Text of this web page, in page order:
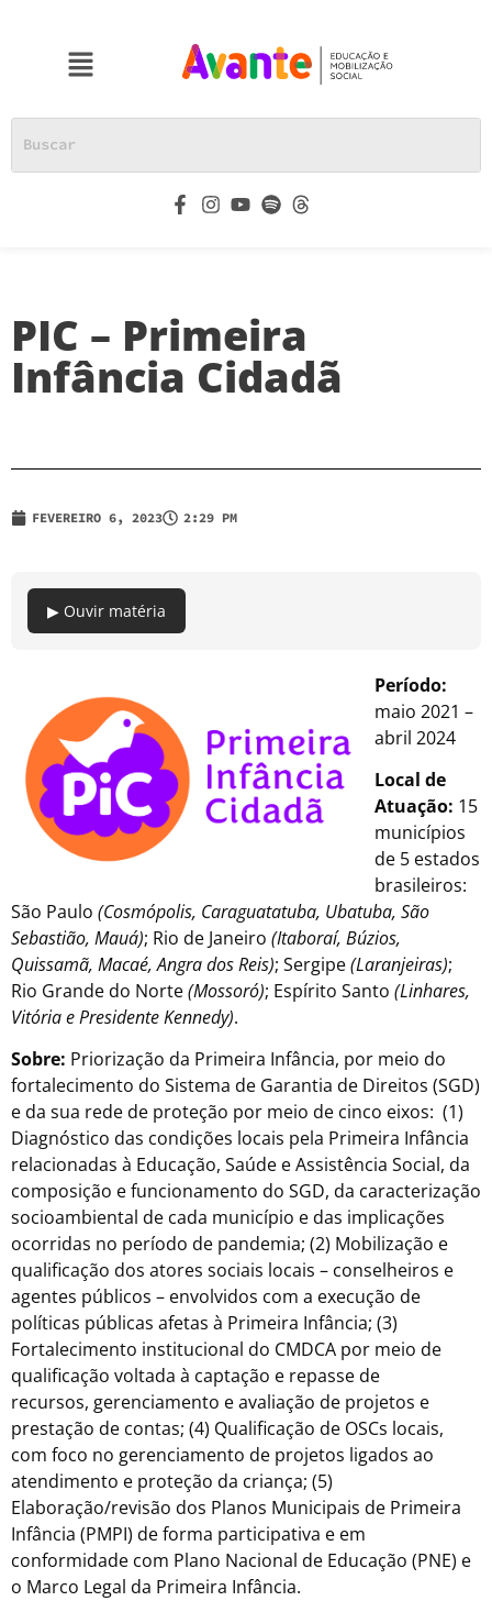
PIC – Primeira
Infância Cidadã
FEVEREIRO 6, 2023 2:29 PM
▶ Ouvir matéria
Período:
maio 2021 –
abril 2024
Local de
Atuação: 15
municípios
de 5 estados
brasileiros:
São Paulo (Cosmópolis, Caraguatatuba, Ubatuba, São
Sebastião, Mauá); Rio de Janeiro (Itaboraí, Búzios,
Quissamã, Macaé, Angra dos Reis); Sergipe(Laranjeiras);
Rio Grande do Norte(Mossoró); Espírito Santo (Linhares,
Vitória e Presidente Kennedy).
Sobre: Priorização da Primeira Infância, por meio do
fortalecimento do Sistema de Garantia de Direitos (SGD)
e da sua rede de proteção por meio de cinco eixos: (1)
Diagnóstico das condições locais pela Primeira Infância
relacionadas à Educação, Saúde e Assistência Social, da
composição e funcionamento do SGD, da caracterização
socioambiental de cada município e das implicações
ocorridas no período de pandemia; (2) Mobilização e
qualificação dos atores sociais locais – conselheiros e
agentes públicos – envolvidos com a execução de
políticas públicas afetas à Primeira Infância; (3)
Fortalecimento institucional do CMDCA por meio de
qualificação voltada à captação e repasse de
recursos, gerenciamento e avaliação de projetos e
prestação de contas; (4) Qualificação de OSCs locais,
com foco no gerenciamento de projetos ligados ao
atendimento e proteção da criança; (5)
Elaboração/revisão dos Planos Municipais de Primeira
Infância (PMPI) de forma participativa e em
conformidade com Plano Nacional de Educação (PNE) e
o Marco Legal da Primeira Infância.